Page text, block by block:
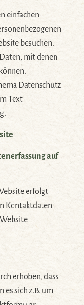
einfachen
besuchen.
mit denen
Datenschutz
Text
auf
erfolgt
Kontaktdaten
erhoben, dass
es sich z.B. um